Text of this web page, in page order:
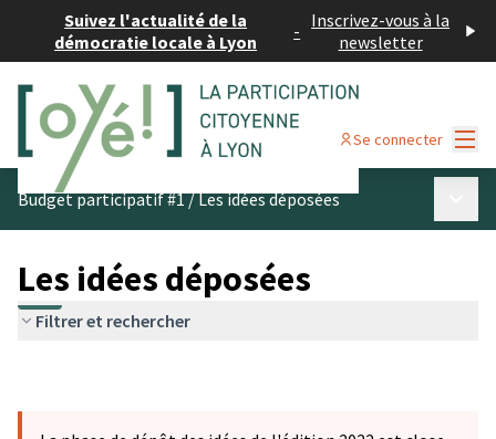
Suivez l'actualité de la
démocratie locale à Lyon
- Inscrivez-vous à la
newsletter
Se connecter
Budget participatif #1/Les idées déposées
Les idées déposées
Filtrer et rechercher